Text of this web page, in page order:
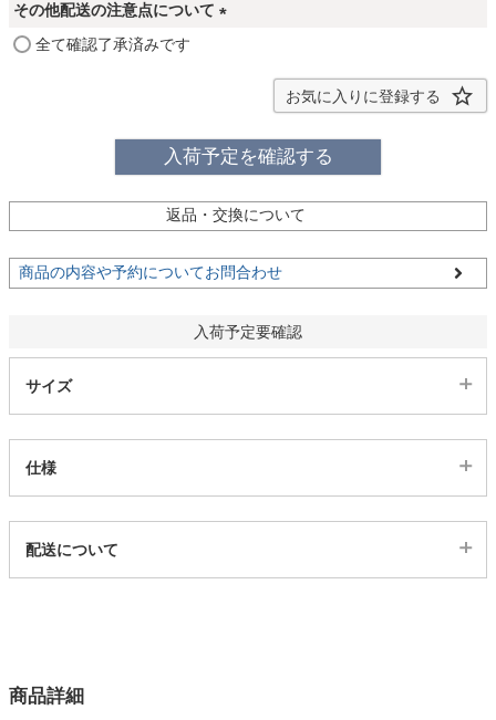
収納用品
キッチン用品
家電・照明器具
その他配送の注意点について
全て確認了承済みです
お気に入りに登録する
入荷予定を確認する
返品・交換について
商品の内容や予約についてお問合わせ
入荷予定要確認
サイズ
仕様
2ss04300387
1色
配送について
商品詳細